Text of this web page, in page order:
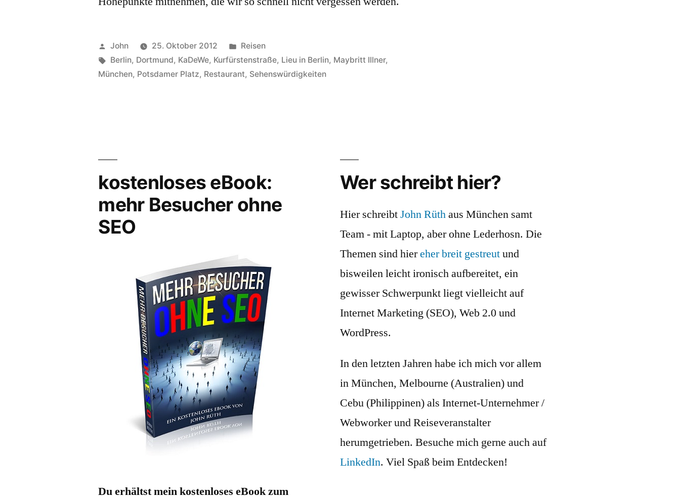
Veröffentlicht
von
John 25. Oktober 2012
Veröffentlicht
in
Reisen
Schlagwörter:
Berlin, Dortmund, KaDeWe, Kurfürstenstraße, Lieu in Berlin, Maybritt Illner,
München, Potsdamer Platz, Restaurant, Sehenswürdigkeiten
kostenloses eBook:
mehr Besucher ohne
SEO
Du erhältst mein kostenloses eBook zum
Wer schreibt hier?
Hier schreibtJohn Rüthaus München samt
Team - mit Laptop, aber ohne Lederhosn. Die
Themen sind hiereher breit gestreutund
bisweilen leicht ironisch aufbereitet, ein
gewisser Schwerpunkt liegt vielleicht auf
Internet Marketing (SEO), Web 2.0 und
WordPress.
In den letzten Jahren habe ich mich vor allem
in München, Melbourne (Australien) und
Cebu (Philippinen) als Internet-Unternehmer /
Webworker und Reiseveranstalter
herumgetrieben. Besuche mich gerne auch auf
LinkedIn. Viel Spaß beim Entdecken!